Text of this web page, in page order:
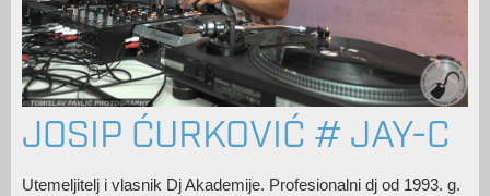
JOSIP ĆURKOVIĆ # JAY-C
Utemeljitelj i vlasnik Dj Akademije. Profesionalni dj od 1993. g.